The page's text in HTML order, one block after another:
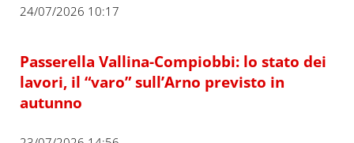
24/07/2026 10:17
Passerella Vallina-Compiobbi: lo stato dei
lavori, il “varo” sull’Arno previsto in
autunno